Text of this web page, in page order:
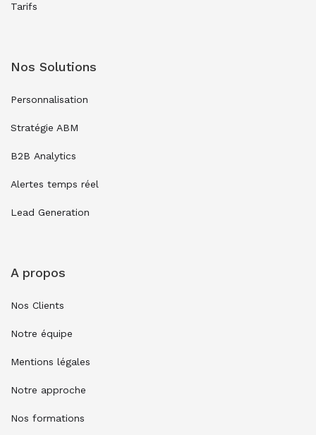
Tarifs
Nos Solutions
Personnalisation
Stratégie ABM
B2B Analytics
Alertes temps réel
Lead Generation
A propos
Nos Clients
Notre équipe
Mentions légales
Notre approche
Nos formations